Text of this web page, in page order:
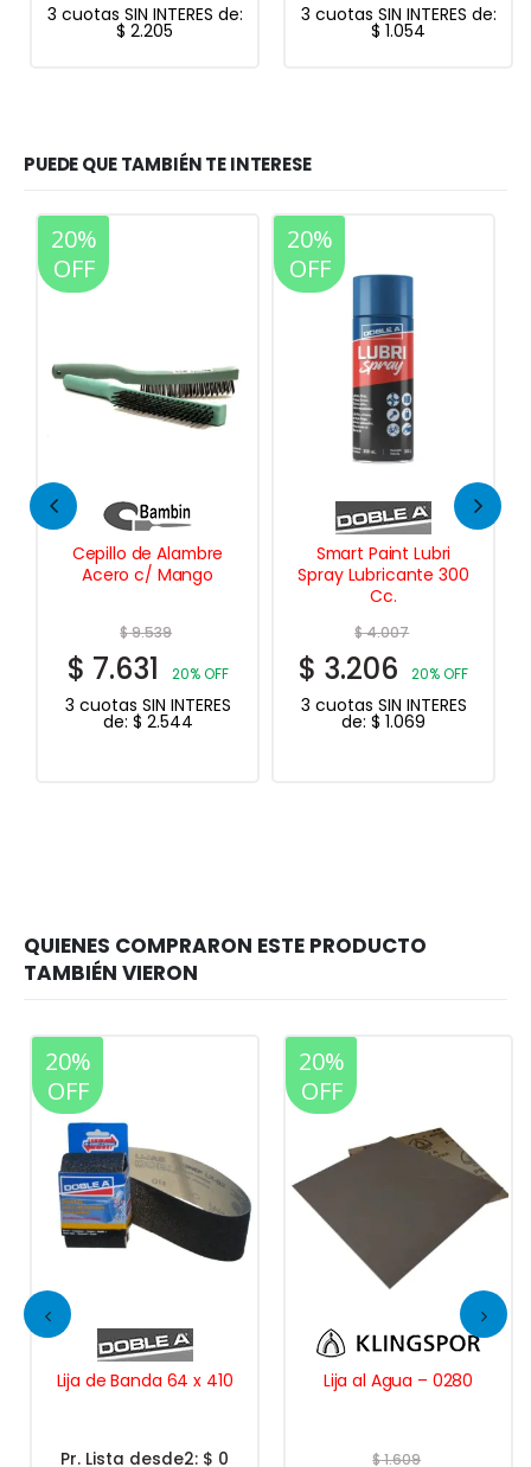
3 cuotas SIN INTERES de:
$ 2.205
3 cuotas SIN INTERES de:
$ 1.054
PUEDE QUE TAMBIÉN TE INTERESE
20%
OFF
Smart Paint Lubri
Spray Lubricante 300
$4.007
$3.206 20% OFF
3 cuotas SIN INTERES
de:$ 1.069
20%
OFF
Fanacola 90
Adhesivo de
Contacto 200 Grs.
$7.702
$ 6.162 20% OFF
3 cuotas SIN INTERES
de: $ 2.054
20%
OFF
Lija de Banda 64 x 410
Pr. Lista desde2: $ 0
20%
OFF
Lija al Agua – 0280
$1.609